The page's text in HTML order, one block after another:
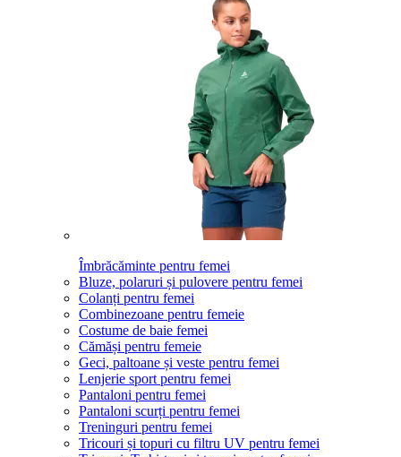
Îmbrăcăminte pentru femei
Bluze, polaruri și pulovere pentru femei
Colanți pentru femei
Combinezoane pentru femeie
Costume de baie femei
Cămăși pentru femeie
Geci, paltoane și veste pentru femei
Lenjerie sport pentru femei
Pantaloni pentru femei
Pantaloni scurți pentru femei
Treninguri pentru femei
Tricouri și topuri cu filtru UV pentru femei